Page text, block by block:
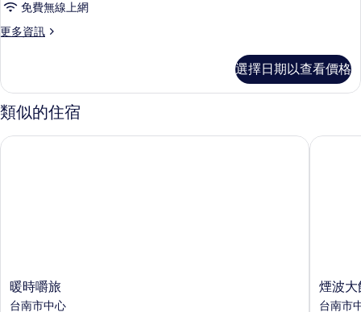
雙
人
的
所
有
相
免費無線上網
更多資訊
更
典
雙
人
的
選擇日期以查看價格
類似的住宿
暖
時
暖時嚼旅
台南市中心
暖時嚼旅
煙
波
煙波大
台南市
煙波大